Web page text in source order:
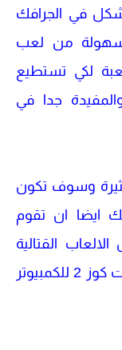
في الجرافك
من لعب
لكي تستطيع
جدا في
وسوف تكون
ايضا ان تقوم
القتالية
وهي تحميل لعبة Just Cause 2 جست كوز 2 للكمبيوتر